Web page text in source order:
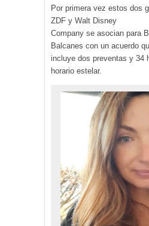
Por primera vez estos dos
ZDF y Walt Disney
Company se asocian para
Balcanes con un acuerdo
incluye dos preventas y 34
horario estelar.